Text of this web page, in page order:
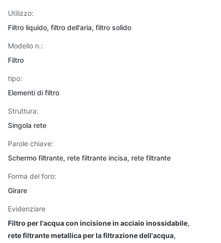
Utilizzo:
Filtro liquido, filtro dell'aria, filtro solido
Modello n.:
Filtro
tipo:
Elementi di filtro
Struttura:
Singola rete
Parole chiave:
Schermo filtrante, rete filtrante incisa, rete filtrante
Forma del foro:
Girare
Evidenziare
Filtro per l'acqua con incisione in acciaio inossidabile,
rete filtrante metallica per la filtrazione dell'acqua,